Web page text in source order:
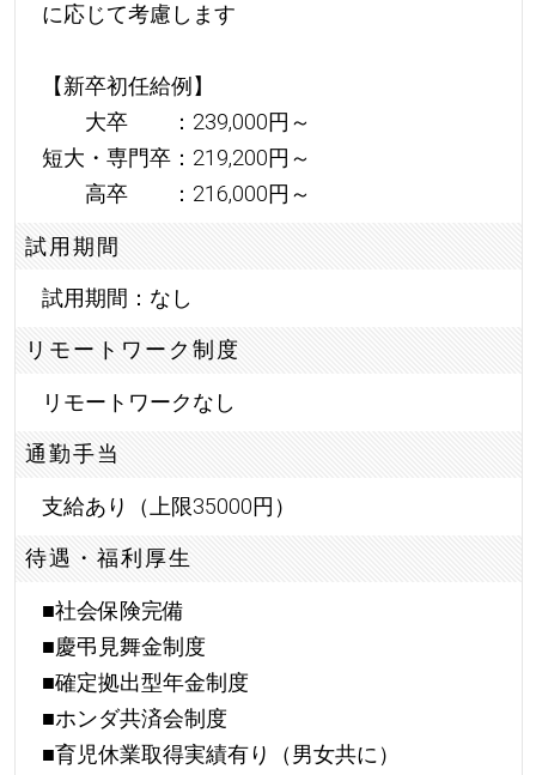
に応じて考慮します
【新卒初任給例】
大卒 ：239,000円～
短大・専門卒：219,200円～
高卒 ：216,000円～
試用期間
試用期間：なし
リモートワーク制度
リモートワークなし
通勤手当
支給あり（上限35000円）
待遇・福利厚生
■社会保険完備
■慶弔見舞金制度
■確定拠出型年金制度
■ホンダ共済会制度
■育児休業取得実績有り（男女共に）